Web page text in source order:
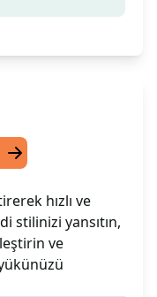
hızlı ve
stilinizi yansıtın,
ve